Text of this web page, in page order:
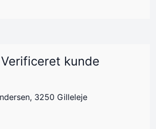
Verificeret kunde
3250 Gilleleje